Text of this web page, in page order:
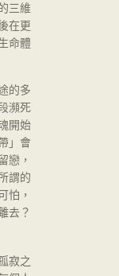
三維
在更
命體
的多
瀕死
開始
」會
戀，
謂的
怕，
去？
寂之